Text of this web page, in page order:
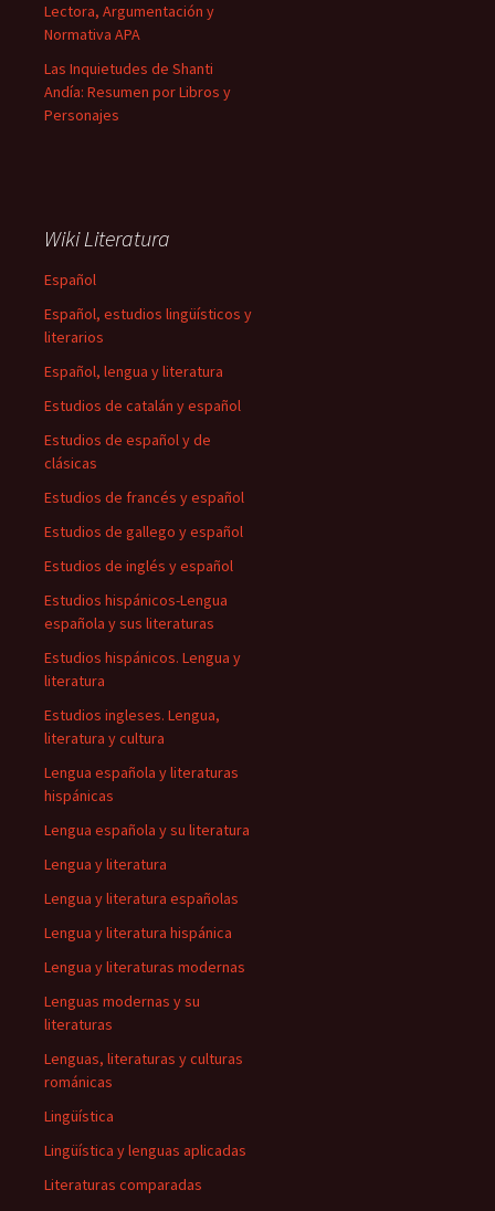
Lectora, Argumentación y
Normativa APA
Las Inquietudes de Shanti
Andía: Resumen por Libros y
Personajes
Wiki Literatura
Español
Español, estudios lingüísticos y
literarios
Español, lengua y literatura
Estudios de catalán y español
Estudios de español y de
clásicas
Estudios de francés y español
Estudios de gallego y español
Estudios de inglés y español
Estudios hispánicos-Lengua
española y sus literaturas
Estudios hispánicos. Lengua y
literatura
Estudios ingleses. Lengua,
literatura y cultura
Lengua española y literaturas
hispánicas
Lengua española y su literatura
Lengua y literatura
Lengua y literatura españolas
Lengua y literatura hispánica
Lengua y literaturas modernas
Lenguas modernas y su
literaturas
Lenguas, literaturas y culturas
románicas
Lingüística
Lingüística y lenguas aplicadas
Literaturas comparadas